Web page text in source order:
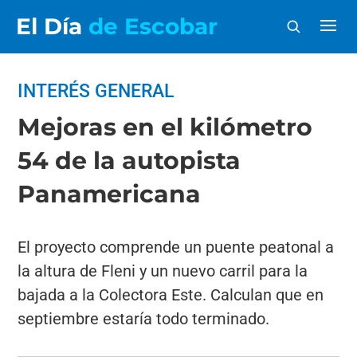
El Día de Escobar
INTERÉS GENERAL
Mejoras en el kilómetro
54 de la autopista
Panamericana
El proyecto comprende un puente peatonal a
la altura de Fleni y un nuevo carril para la
bajada a la Colectora Este. Calculan que en
septiembre estaría todo terminado.